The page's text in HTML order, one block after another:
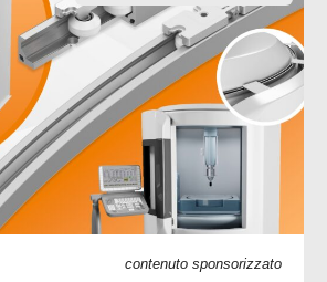
contenuto sponsorizzato